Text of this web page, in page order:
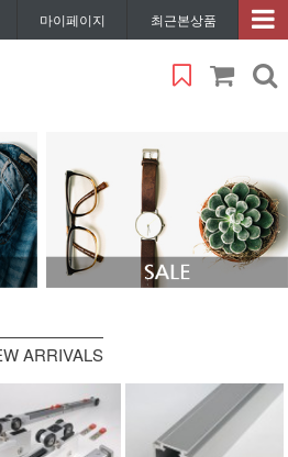
마이페이지 최근본상품
ARRIVALS